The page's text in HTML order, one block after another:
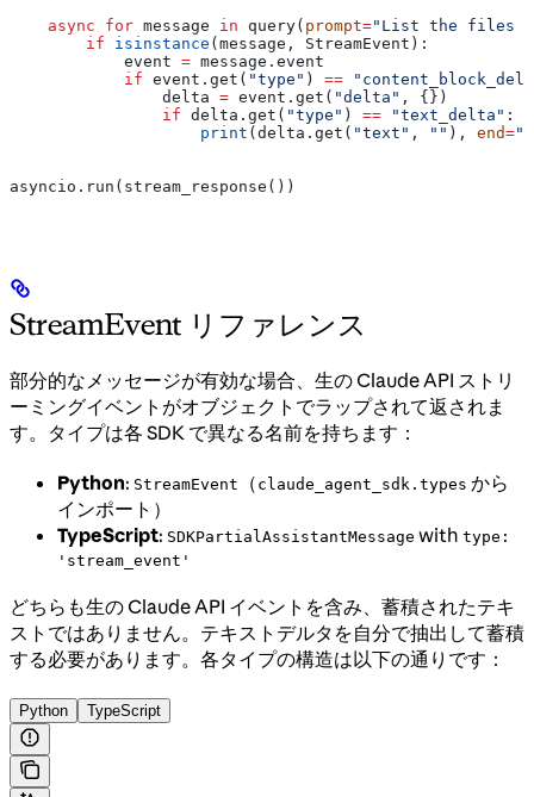
    async
for message in query( prompt="List the files
        if
isinstance (message, StreamEvent):
            event
= message.event
            if
event.get( "type" ) ==
                delta
= event.get( "delta" , {})
                if
delta.get( "type" ) == "text_delta" :
                    print
(delta.get( "text" , "" ), end=""
asyncio.run(stream_response())
StreamEvent リファレンス
部分的なメッセージが有効な場合、生の Claude API ストリ
ーミングイベントがオブジェクトでラップされて返されま
す。タイプは各 SDK で異なる名前を持ちます：
Python: StreamEvent （ claude_agent_sdk.types から
インポート）
TypeScript: SDKPartialAssistantMessage with type:
'stream_event'
どちらも生の Claude API イベントを含み、蓄積されたテキ
ストではありません。テキストデルタを自分で抽出して蓄積
する必要があります。各タイプの構造は以下の通りです：
Python TypeScript